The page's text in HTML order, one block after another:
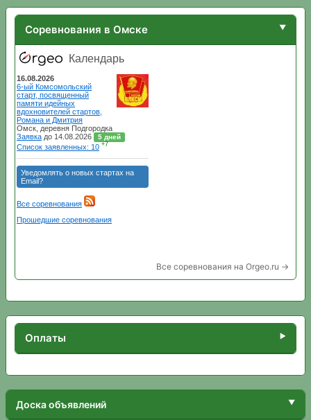
Соревнования в Омске
Все соревнования на Orgeo.ru →
Оплаты
Доска объявлений